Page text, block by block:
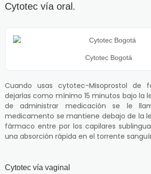
Cytotec vía oral.
Cytotec Bogotá
Cuando usas cytotec-Misoprostol de
dejarlas como mínimo 15 minutos bajo la
de administrar medicación se le
medicamento se mantiene debajo de la
fármaco entre por los capilares
una absorción rápida en el torrente
Cytotec vía vaginal